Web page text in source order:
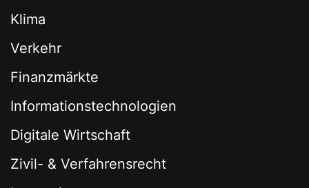
Klima
Verkehr
Finanzmärkte
Informationstechnologien
Digitale Wirtschaft
Zivil- & Verfahrensrecht